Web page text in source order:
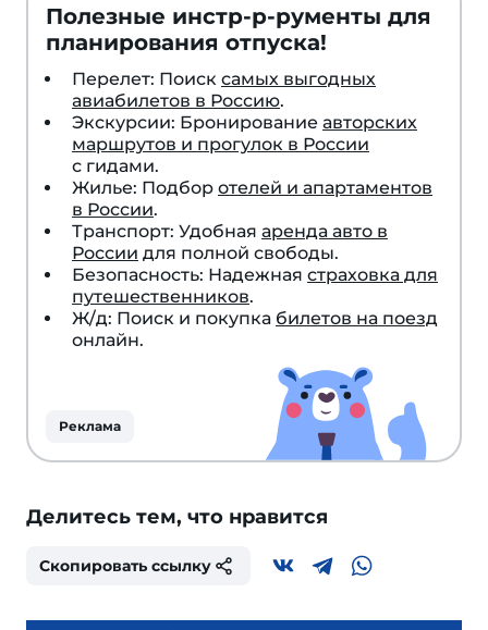
Полезные инстр-р-рументы для
планирования отпуска!
Перелет: Поиск самых выгодных
авиабилетов в Россию.
Экскурсии: Бронирование авторских
маршрутов и прогулок в России
с гидами.
Жилье: Подбор отелей и апартаментов
в России.
Транспорт: Удобная аренда авто в
России для полной свободы.
Безопасность: Надежная страховка для
путешественников.
Ж/д: Поиск и покупка билетов на поезд
онлайн.
Реклама
Делитесь тем, что нравится
Скопировать ссылку